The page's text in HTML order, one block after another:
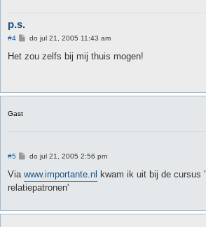
p.s.
#4
B
r
do jul 21, 2005 11:43 am
Het zou zelfs bij mij thuis mogen!
Gast
#5
B
r
i
c
do jul 21, 2005 2:56 pm
Via www.importante.nl kwam ik uit bij de cursus
relatiepatronen'